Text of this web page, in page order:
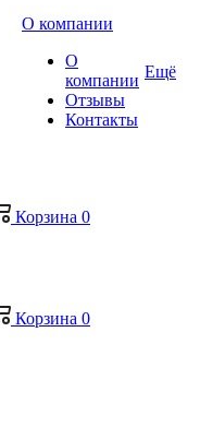
О компании
О
компании
Отзывы
Контакты
Ещё
Корзина 0
Корзина 0